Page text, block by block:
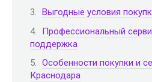
Выгодные условия
Профессиональный
поддержка
Особенности покупки и
Краснодара